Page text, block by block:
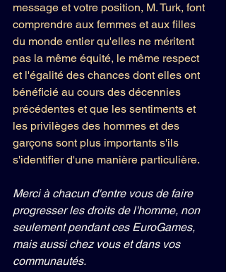
message et votre position, M. Turk, font
comprendre aux femmes et aux filles
du monde entier qu'elles ne méritent
pas la même équité, le même respect
et l'égalité des chances dont elles ont
bénéficié au cours des décennies
précédentes et que les sentiments et
les privilèges des hommes et des
garçons sont plus importants s'ils
s'identifier d'une manière particulière.
Merci à chacun d'entre vous de faire
progresser les droits de l'homme, non
seulement pendant ces EuroGames,
mais aussi chez vous et dans vos
communautés.